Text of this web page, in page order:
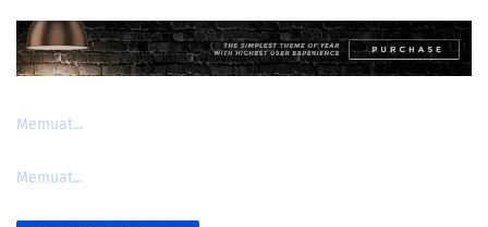
Memuat...
Memuat...